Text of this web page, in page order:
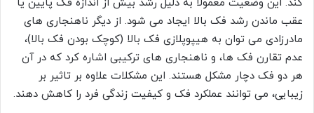
کند. این وضعیت معمولا به دلیل رشد بیش از اندازه فک پایین یا
عقب ماندن رشد فک بالا ایجاد می شود. از دیگر ناهنجاری های
مادرزادی می توان به هیپوپلازی فک بالا (کوچک بودن فک بالا)،
عدم تقارن فک ها، و ناهنجاری های ترکیبی اشاره کرد که در آن
هر دو فک دچار مشکل هستند. این مشکلات علاوه بر تاثیر بر
زیبایی، می توانند عملکرد فک و کیفیت زندگی فرد را کاهش دهند.